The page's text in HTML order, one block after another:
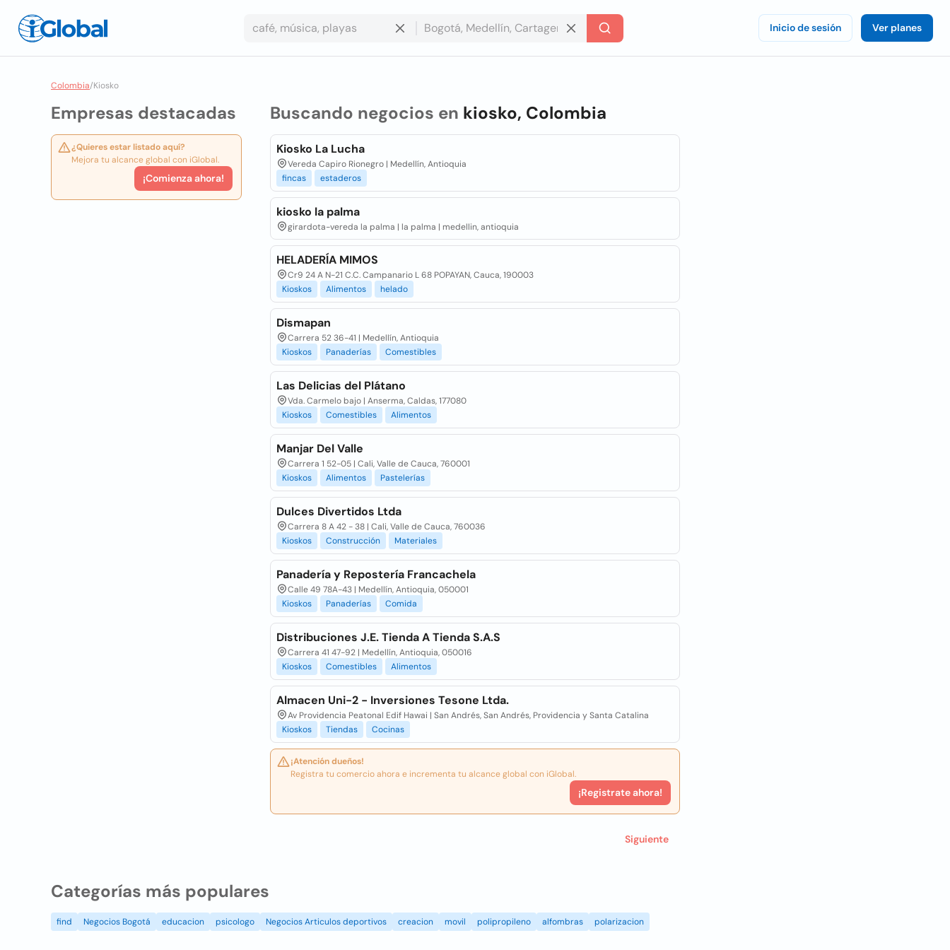
Inicio de sesión Ver planes
Colombia/Kiosko
Empresas destacadas
¿Quieres estar listado aquí?
Mejora tu alcance global con iGlobal.
¡Comienza ahora!
Buscando negocios en kiosko, Colombia
Kiosko La Lucha
Vereda Capiro Rionegro | Medellín, Antioquia
fincas
estaderos
kiosko la palma
girardota-vereda la palma | la palma | medellin, antioquia
HELADERÍA MIMOS
Cr9 24 A N-21 C.C. Campanario L 68 POPAYAN, Cauca, 190003
Kioskos
Alimentos helado
Dismapan
Carrera 52 36-41 | Medellín, Antioquia
Kioskos
Panaderías Comestibles
Las Delicias del Plátano
Vda. Carmelo bajo | Anserma, Caldas, 177080
Kioskos
Comestibles Alimentos
Manjar Del Valle
Carrera 1 52-05 | Cali, Valle de Cauca, 760001
Kioskos
Alimentos Pastelerías
Dulces Divertidos Ltda
Carrera 8 A 42 - 38 | Cali, Valle de Cauca, 760036
Kioskos
Construcción Materiales
Panadería y Repostería Francachela
Calle 49 78A-43 | Medellín, Antioquia, 050001
Kioskos
Panaderías Comida
Distribuciones J.E. Tienda A Tienda S.A.S
Carrera 41 47-92 | Medellín, Antioquia, 050016
Kioskos
Comestibles Alimentos
Almacen Uni-2 - Inversiones Tesone Ltda.
Av Providencia Peatonal Edif Hawai | San Andrés, San Andrés, Providencia y Santa Catalina
Kioskos
Tiendas Cocinas
¡Atención dueños!
Registra tu comercio ahora e incrementa tu alcance global con iGlobal.
¡Registrate ahora!
Siguiente
Categorías más populares
find Negocios Bogotá educacion psicologo Negocios Articulos deportivos creacion movil polipropileno alfombras polarizacion